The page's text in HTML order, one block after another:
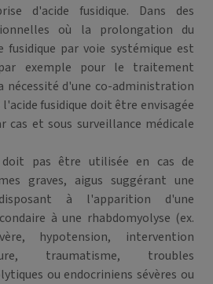
d'acide fusidique. Dans des
où la prolongation du
par voie systémique est
exemple pour le traitement
nécessité d'une co-administration
fusidique doit être envisagée
cas et sous surveillance médicale
doit pas être utilisée en cas de
graves, aigus suggérant une
à l'apparition d'une
à une rhabdomyolyse (ex.
hypotension, intervention
traumatisme, troubles
ou endocriniens sévères ou